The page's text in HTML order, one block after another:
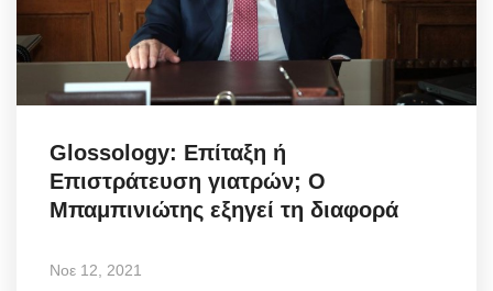
Glossology: Επίταξη ή
Επιστράτευση γιατρών; Ο
Μπαμπινιώτης εξηγεί τη διαφορά
Νοε 12, 2021